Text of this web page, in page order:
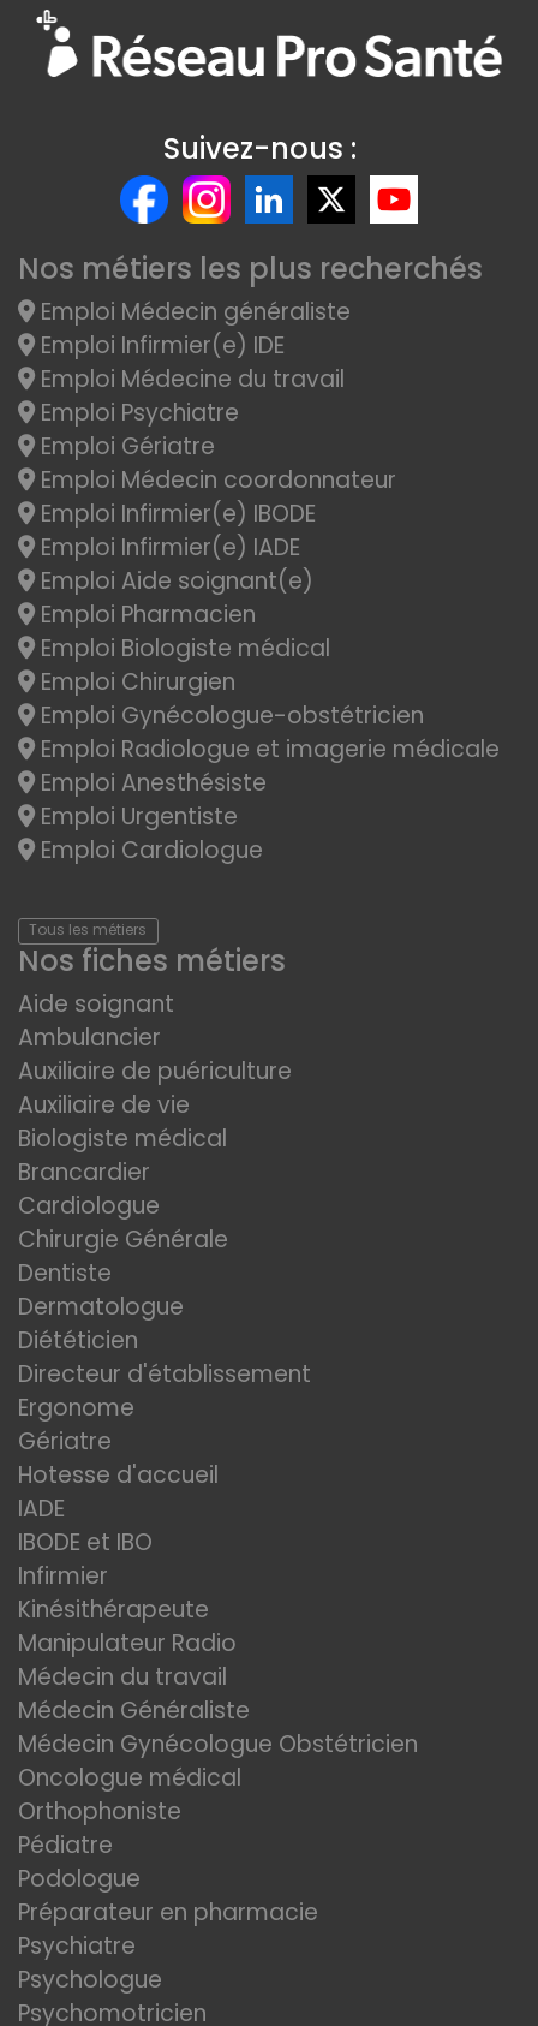
Suivez-nous :
Nos métiers les plus recherchés
Emploi Médecin généraliste
Emploi Infirmier(e) IDE
Emploi Médecine du travail
Emploi Psychiatre
Emploi Gériatre
Emploi Médecin coordonnateur
Emploi Infirmier(e) IBODE
Emploi Infirmier(e) IADE
Emploi Aide soignant(e)
Emploi Pharmacien
Emploi Biologiste médical
Emploi Chirurgien
Emploi Gynécologue-obstétricien
Emploi Radiologue et imagerie médicale
Emploi Anesthésiste
Emploi Urgentiste
Emploi Cardiologue
Tous les métiers
Nos fiches métiers
Aide soignant
Ambulancier
Auxiliaire de puériculture
Auxiliaire de vie
Biologiste médical
Brancardier
Cardiologue
Chirurgie Générale
Dentiste
Dermatologue
Diététicien
Directeur d'établissement
Ergonome
Gériatre
Hotesse d'accueil
IADE
IBODE et IBO
Infirmier
Kinésithérapeute
Manipulateur Radio
Médecin du travail
Médecin Généraliste
Médecin Gynécologue Obstétricien
Oncologue médical
Orthophoniste
Pédiatre
Podologue
Préparateur en pharmacie
Psychiatre
Psychologue
Psychomotricien